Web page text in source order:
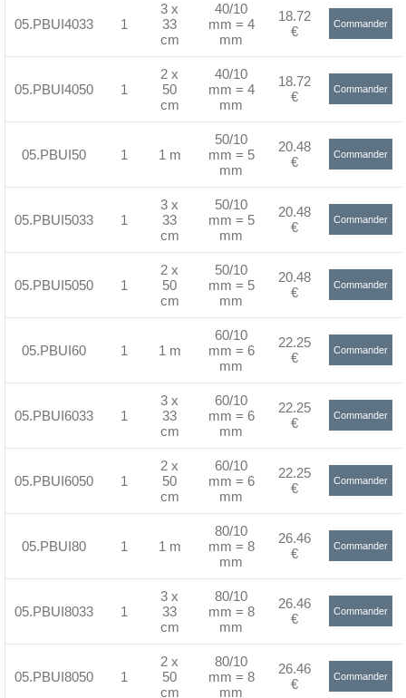
05.PBUI4033 1
3 x
33
cm
40/10
mm = 4
mm
18.72
€
Commander
05.PBUI4050 1
2 x
50
cm
40/10
mm = 4
mm
18.72
€
Commander
05.PBUI50 1 1 m
50/10
mm = 5
mm
20.48
€
Commander
05.PBUI5033 1
3 x
33
cm
50/10
mm = 5
mm
20.48
€
Commander
05.PBUI5050 1
2 x
50
cm
50/10
mm = 5
mm
20.48
€
Commander
05.PBUI60 1 1 m
60/10
mm = 6
mm
22.25
€
Commander
05.PBUI6033 1
3 x
33
cm
60/10
mm = 6
mm
22.25
€
Commander
05.PBUI6050 1
2 x
50
cm
60/10
mm = 6
mm
22.25
€
Commander
05.PBUI80 1 1 m
80/10
mm = 8
mm
26.46
€
Commander
05.PBUI8033 1
3 x
33
cm
80/10
mm = 8
mm
26.46
€
Commander
05.PBUI8050 1
2 x
50
cm
80/10
mm = 8
mm
26.46
€
Commander